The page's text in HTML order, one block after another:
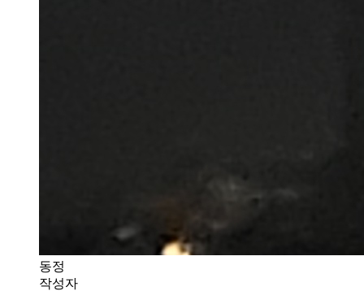
동정
작성자